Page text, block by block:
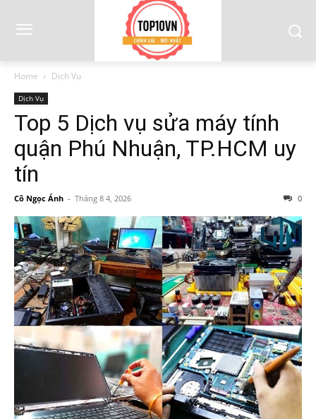
Home Dịch Vụ
Dịch Vụ
Top 5 Dịch vụ sửa máy tính
quận Phú Nhuận, TP.HCM uy
tín
Cô Ngọc Ánh - Tháng 8 4, 2026 0